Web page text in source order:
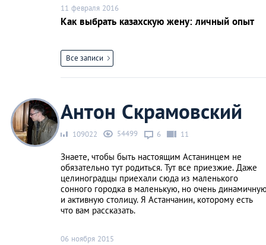
11 февраля 2016
Как выбрать казахскую жену: личный опыт
Все записи
Антон Скрамовский
109022 54499 6 11
Знаете, чтобы быть настоящим Астанинцем не
обязательно тут родиться. Тут все приезжие. Даже
целиноградцы приехали сюда из маленького
сонного городка в маленькую, но очень
и активную столицу. Я Астанчанин, которому есть
что вам рассказать.
06 ноября 2015